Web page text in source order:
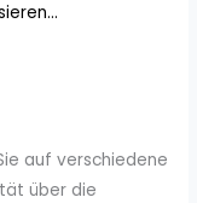
auf verschiedene
über die